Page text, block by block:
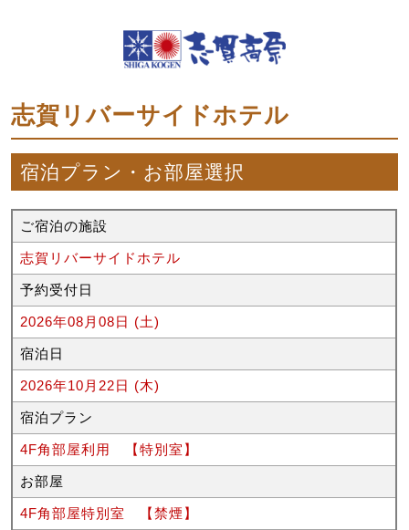
志賀リバーサイドホテル
宿泊プラン・お部屋選択
ご宿泊の施設
志賀リバーサイドホテル
予約受付日
2026年08月08日 (土)
宿泊日
2026年10月22日 (木)
宿泊プラン
4F角部屋利用 【特別室】
お部屋
4F角部屋特別室 【禁煙】